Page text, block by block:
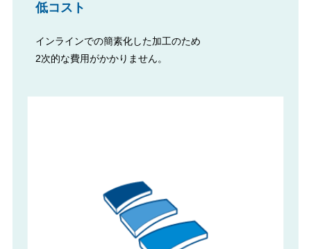
低コスト
インラインでの簡素化した加工のため
2次的な費用がかかりません。